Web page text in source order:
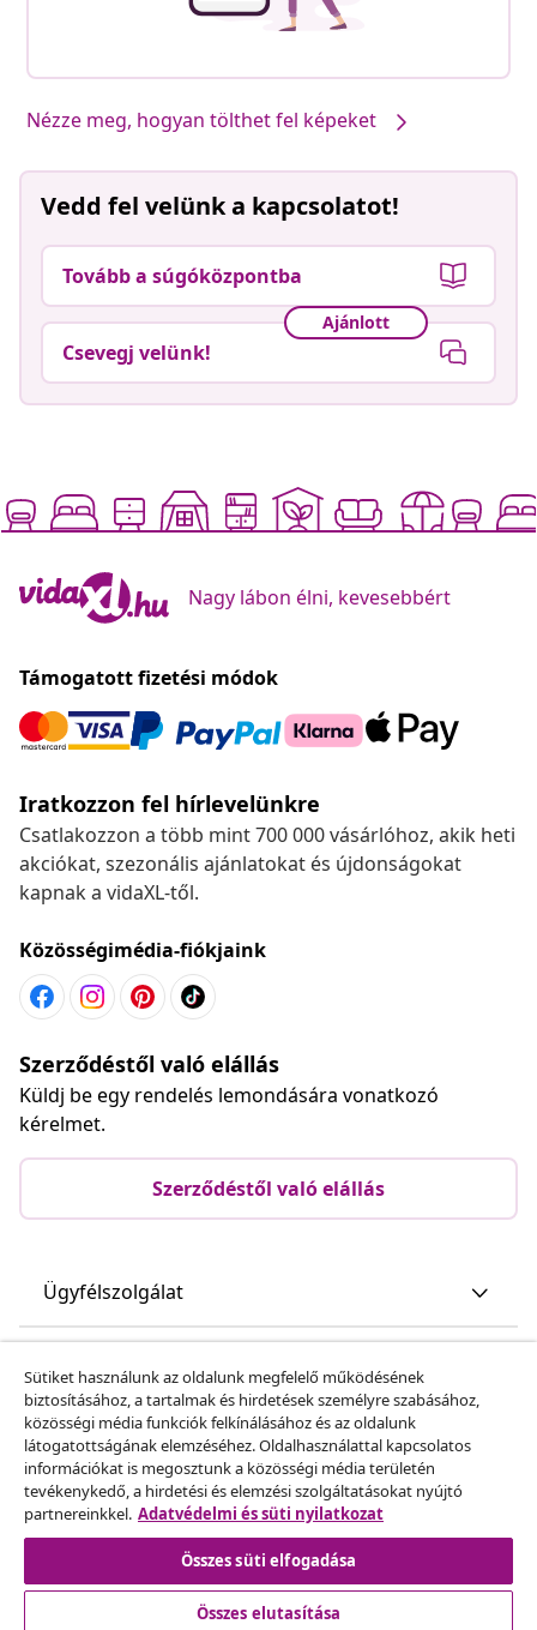
Nézze meg, hogyan tölthet fel képeket
Vedd fel velünk a kapcsolatot!
Tovább a súgóközpontba
Ajánlott
Csevegj velünk!
Nagy lábon élni, kevesebbért
Támogatott fizetési módok
Iratkozzon fel hírlevelünkre
Csatlakozzon a több mint 700 000 vásárlóhoz, akik heti
akciókat, szezonális ajánlatokat és újdonságokat
kapnak a vidaXL-től.
Közösségimédia-fiókjaink
Szerződéstől való elállás
Küldj be egy rendelés lemondására vonatkozó
kérelmet.
Szerződéstől való elállás
Ügyfélszolgálat
vidaXL
Fedezz fel többet
Sütiket használunk az oldalunk megfelelő működésének
biztosításához, a tartalmak és hirdetések személyre szabásához,
közösségi média funkciók felkínálásához és az oldalunk
látogatottságának elemzéséhez. Oldalhasználattal kapcsolatos
információkat is megosztunk a közösségi média területén
tevékenykedő, a hirdetési és elemzési szolgáltatásokat nyújtó
partnereinkkel. Adatvédelmi és süti nyilatkozat
Összes süti elfogadása
Összes elutasítása